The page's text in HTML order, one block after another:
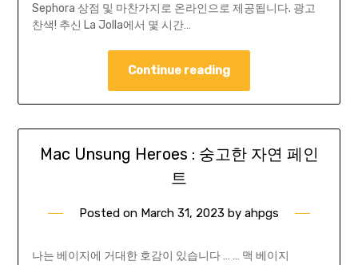
Sephora 상점 및 마찬가지로 온라인으로 제공됩니다. 광고
찬색! 추신 La Jolla에서 몇 시간…
Continue reading
Mac Unsung Heroes : 숭고한 자연 페인
트
Posted on March 31, 2023 by ahpgs
나는 베이지에 거대한 호감이 있습니다 … … 맥 베이지